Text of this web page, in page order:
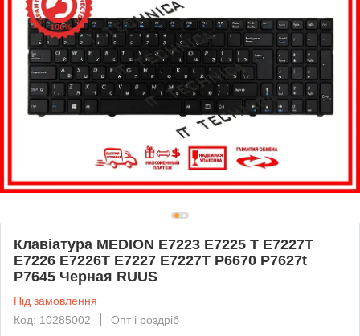
Клавіатура MEDION E7223 E7225 T E7227T
E7226 E7226T E7227 E7227T P6670 P7627t
P7645 Черная RUUS
Під замовлення
Код: 10285002
Опт і роздріб